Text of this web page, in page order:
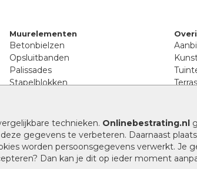
technieken. Onlinebestrating.nl
gegevens te verbeteren. Daarnaast
worden persoonsgegevens verwerkt. Je
Dan kan je dit op ieder moment
Muurelementen
Betonbielzen
Opsluitbanden
Palissades
Stapelblokken
Afwatering en diversen
Beplantings en betonelementen
Split, grind en zand
Oprit tegels
Hoe